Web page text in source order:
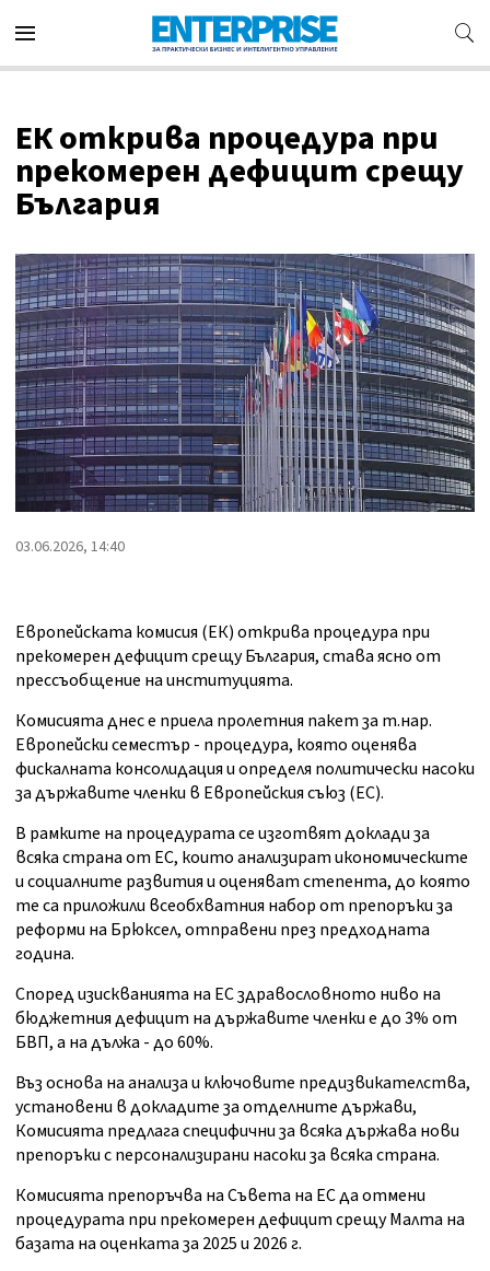
ЕК открива процедура при
прекомерен дефицит срещу
България
03.06.2026, 14:40
Европейската комисия (ЕК) открива процедура при
прекомерен дефицит срещу България, става ясно от
прессъобщение на институцията.
Комисията днес е приела пролетния пакет за т.нар.
Европейски семестър - процедура, която оценява
фискалната консолидация и определя политически насоки
за държавите членки в Европейския съюз (ЕС).
В рамките на процедурата се изготвят доклади за
всяка страна от ЕС, които анализират икономическите
и социалните развития и оценяват степента, до която
те са приложили всеобхватния набор от препоръки за
реформи на Брюксел, отправени през предходната
година.
Според изискванията на ЕС здравословното ниво на
бюджетния дефицит на държавите членки е до 3% от
БВП, а на дължа - до 60%.
Въз основа на анализа и ключовите предизвикателства,
установени в докладите за отделните държави,
Комисията предлага специфични за всяка държава нови
препоръки с персонализирани насоки за всяка страна.
Комисията препоръчва на Съвета на ЕС да отмени
процедурата при прекомерен дефицит срещу Малта на
базата на оценката за 2025 и 2026 г.